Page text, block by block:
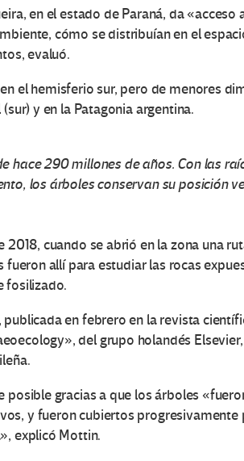
en el estado de Paraná, da «acceso
cómo se distribuían en el
evaluó.
el hemisferio sur, pero de menores
y en la Patagonia argentina.
290 millones de años. Con las
los árboles conservan su posición
cuando se abrió en la zona una
allí para estudiar las rocas
fosilizado.
en febrero en la revista
del grupo holandés
posible gracias a que los árboles
y fueron cubiertos progresivamente
explicó Mottin.